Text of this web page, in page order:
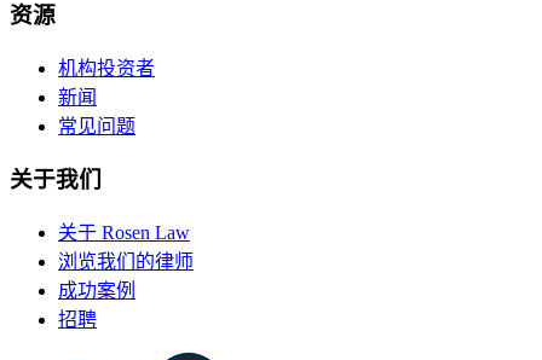
资源
机构投资者
新闻
常见问题
关于我们
关于 Rosen Law
浏览我们的律师
成功案例
招聘